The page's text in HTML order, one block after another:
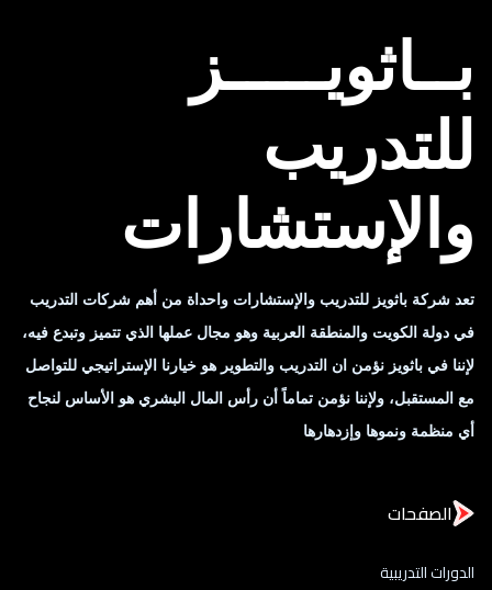
بــاثويـــــز
للتدريب
والإستشارات
تعد شركة باثويز للتدريب والإستشارات واحداة من أهم شركات التدريب
في دولة الكويت والمنطقة العربية وهو مجال عملها الذي تتميز وتبدع فيه،
لإننا في باثويز نؤمن ان التدريب والتطوير هو خيارنا الإستراتيجي للتواصل
مع المستقبل، ولإننا نؤمن تماماً أن رأس المال البشري هو الأساس لنجاح
أي منظمة ونموها وإزدهارها
الصفحات
الدورات التدريبية